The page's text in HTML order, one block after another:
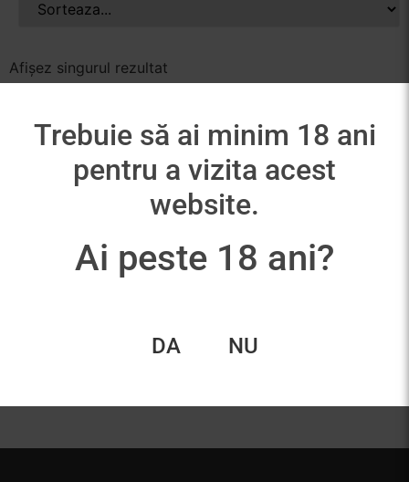
Afișez singurul rezultat
Trebuie să ai minim 18 ani
pentru a vizita acest
website.
Ai peste 18 ani?
DA NU